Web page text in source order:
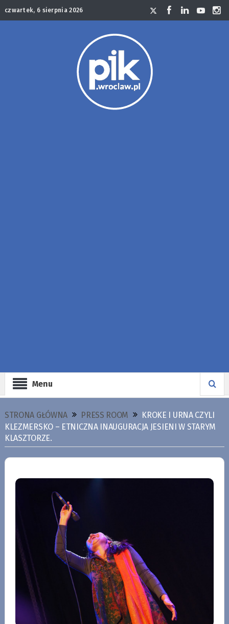
czwartek, 6 sierpnia 2026
Menu
STRONA GŁÓWNA PRESS ROOM
KROKE I URNA CZYLI
KLEZMERSKO – ETNICZNA INAUGURACJA JESIENI W STARYM
KLASZTORZE.